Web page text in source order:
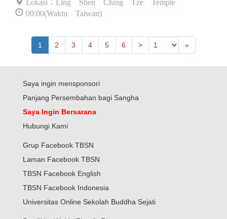
00:00(Waktu Taiwan)
1 2 3 4 5 6 >Previous »Last
Saya ingin mensponsori
Panjang Persembahan bagi Sangha
Saya Ingin Bersarana
Hubungi Kami
Grup Facebook TBSN
Laman Facebook TBSN
TBSN Facebook English
TBSN Facebook Indonesia
Universitas Online Sekolah Buddha Sejati